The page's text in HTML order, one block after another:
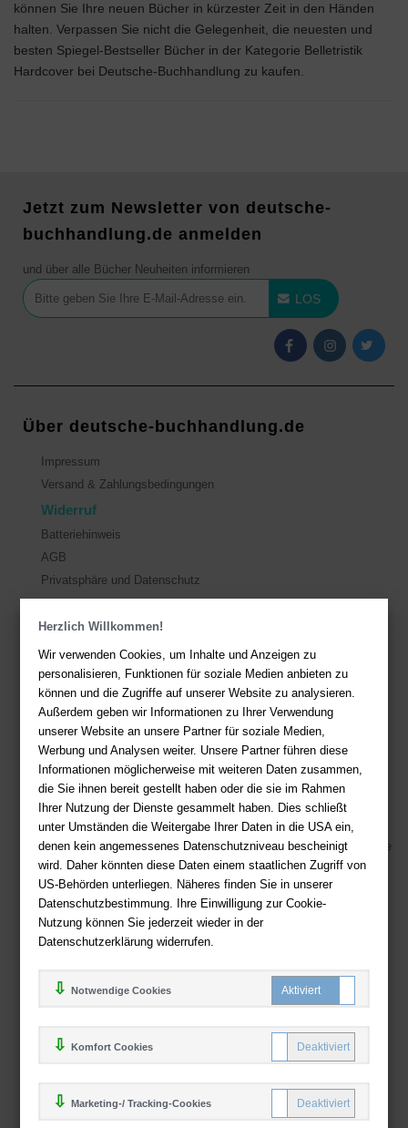
Herzlich Willkommen!
Wir verwenden Cookies, um Inhalte und Anzeigen zu
personalisieren, Funktionen für soziale Medien anbieten zu
können und die Zugriffe auf unserer Website zu analysieren.
Außerdem geben wir Informationen zu Ihrer Verwendung
unserer Website an unsere Partner für soziale Medien,
Werbung und Analysen weiter. Unsere Partner führen diese
Informationen möglicherweise mit weiteren Daten zusammen,
die Sie ihnen bereit gestellt haben oder die sie im Rahmen
Ihrer Nutzung der Dienste gesammelt haben. Dies schließt
unter Umständen die Weitergabe Ihrer Daten in die USA ein,
denen kein angemessenes Datenschutzniveau bescheinigt
wird. Daher könnten diese Daten einem staatlichen Zugriff von
US-Behörden unterliegen. Näheres finden Sie in unserer
Datenschutzbestimmung. Ihre Einwilligung zur Cookie-
Nutzung können Sie jederzeit wieder in der
Datenschutzerklärung widerrufen.
Notwendige Cookies
Komfort Cookies
Marketing-/ Tracking-Cookies
können Sie Ihre neuen Bücher in kürzester Zeit in den Händen
halten. Verpassen Sie nicht die Gelegenheit, die neuesten und
besten Spiegel-Bestseller Bücher in der Kategorie Belletristik
Hardcover bei Deutsche-Buchhandlung zu kaufen.
Jetzt zum Newsletter von deutsche-
buchhandlung.de anmelden
und über alle Bücher Neuheiten informieren
LOS
Über deutsche-buchhandlung.de
Impressum
Versand & Zahlungsbedingungen
Widerruf
Batteriehinweis
AGB
Privatsphäre und Datenschutz
Kontakt
Hier finden Sie Antworten auf häufig gestellte
Fragen.
Fragen per E-Mail:service@deutsche-buchhandlung.de
Telefon: +49 (0)511 - 982 684 41
Ihre Vorteile bei uns
Kostenloser Versand ab 36,- EUR Bestellwert
Sicherer Online Shop und Zahlung mit SSL-Verschlüsselung
Viele Zahlungsmethoden wie PayPal, Amazon Payment, Vorkasse
Zahlweisen